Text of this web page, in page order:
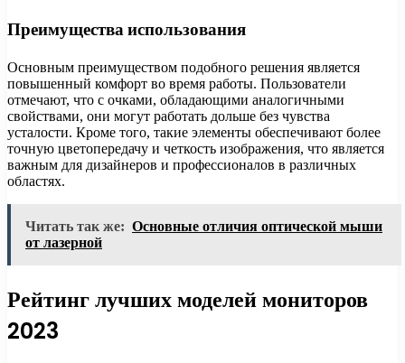
Преимущества использования
Основным преимуществом подобного решения является
повышенный комфорт во время работы. Пользователи
отмечают, что с очками, обладающими аналогичными
свойствами, они могут работать дольше без чувства
усталости. Кроме того, такие элементы обеспечивают более
точную цветопередачу и четкость изображения, что является
важным для дизайнеров и профессионалов в различных
областях.
Читать так же: Основные отличия оптической мыши
от лазерной
Рейтинг лучших моделей мониторов
2023